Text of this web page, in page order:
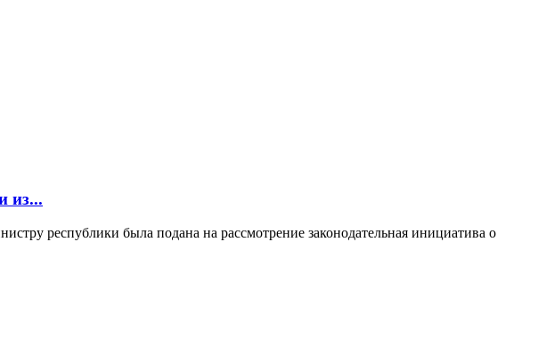
из...
республики была подана на рассмотрение законодательная инициатива о